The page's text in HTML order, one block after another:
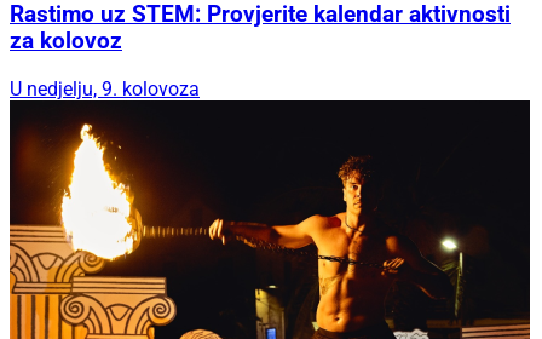
Rastimo uz STEM: Provjerite kalendar aktivnosti
za kolovoz
U nedjelju, 9. kolovoza